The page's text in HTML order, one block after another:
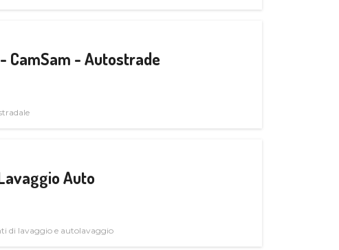
CamSam - Autostrade
Auto
di lavaggio e autolavaggio